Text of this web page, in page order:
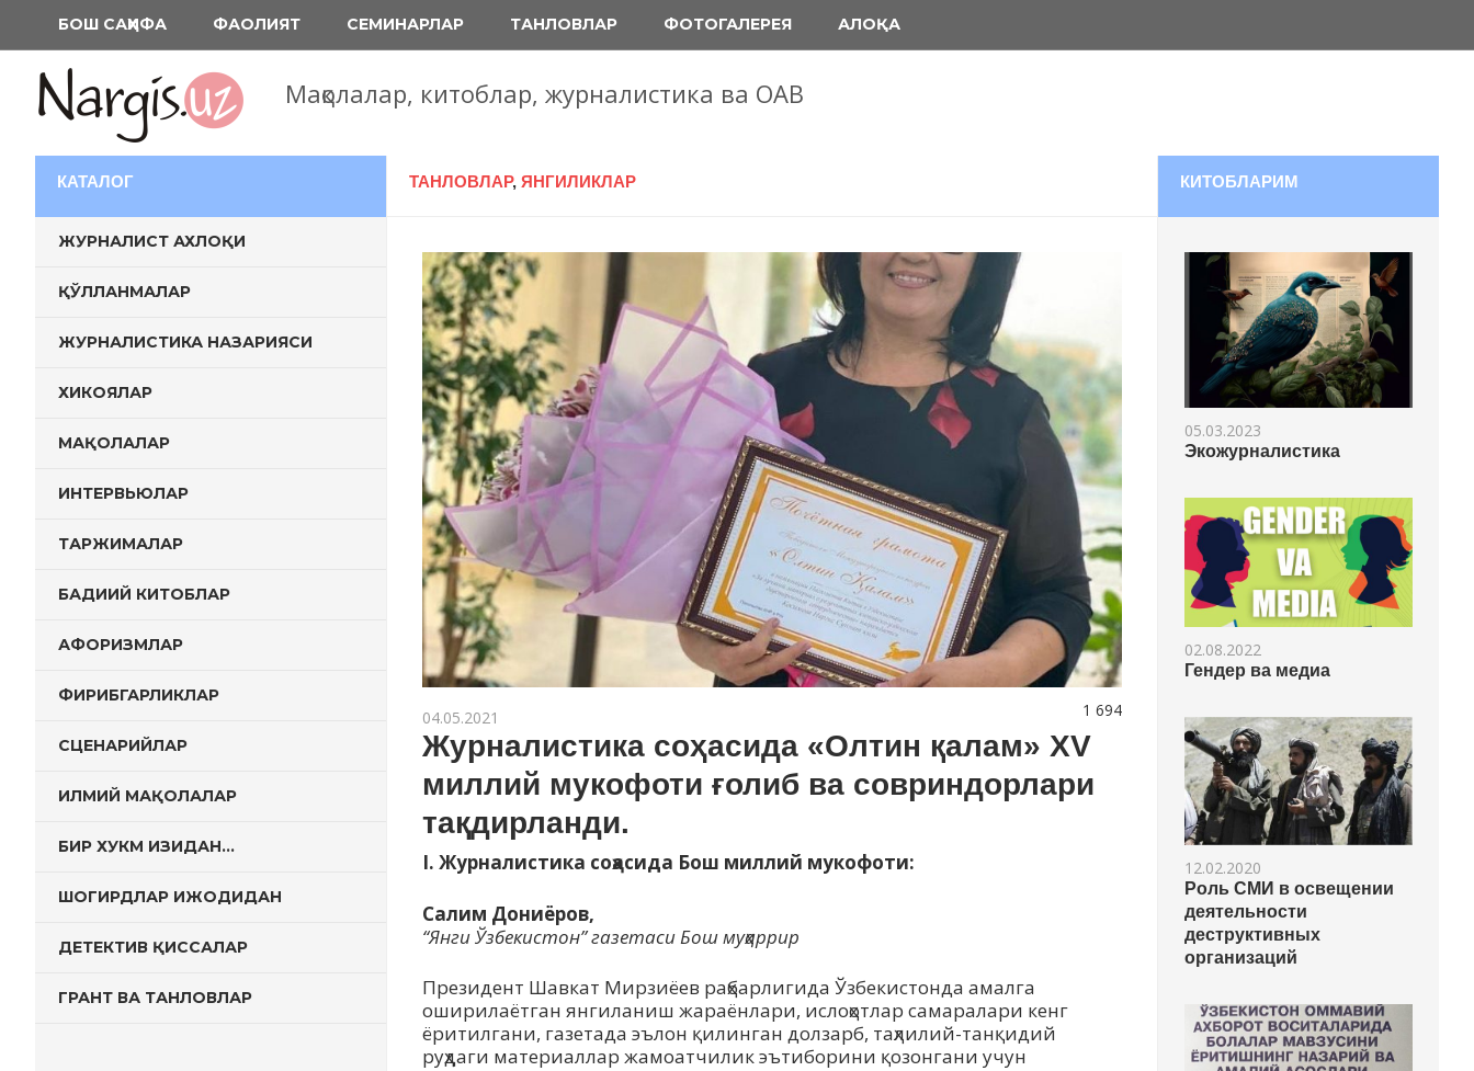
содержимому
БОШ САҲИФА ФАОЛИЯТ СЕМИНАРЛАР ТАНЛОВЛАР ФОТОГАЛЕРЕЯ АЛОҚА
Мақолалар, китоблар, журналистика ва ОАВ
ТАНЛОВЛАР, ЯНГИЛИКЛАР
1 694
04.05.2021
Журналистика соҳасида «Олтин қалам» XV
миллий мукофоти ғолиб ва совриндорлари
тақдирланди.
I. Журналистика соҳасида Бош миллий мукофоти:
Салим Дониёров,
“Янги Ўзбекистон” газетаси Бош муҳаррир
Президент Шавкат Мирзиёев раҳбарлигида Ўзбекистонда амалга
оширилаётган янгиланиш жараёнлари, ислоҳотлар самаралари кенг
ёритилгани, газетада эълон қилинган долзарб, таҳлилий-танқидий
руҳдаги материаллар жамоатчилик эътиборини қозонгани учун
КАТАЛОГ
ЖУРНАЛИСТ АХЛОҚИ
ҚЎЛЛАНМАЛАР
ЖУРНАЛИСТИКА НАЗАРИЯСИ
ХИКОЯЛАР
МАҚОЛАЛАР
ИНТЕРВЬЮЛАР
ТАРЖИМАЛАР
БАДИИЙ КИТОБЛАР
АФОРИЗМЛАР
ФИРИБГАРЛИКЛАР
СЦЕНАРИЙЛАР
ИЛМИЙ МАҚОЛАЛАР
БИР ХУКМ ИЗИДАН…
ШОГИРДЛАР ИЖОДИДАН
ДЕТЕКТИВ ҚИССАЛАР
ГРАНТ ВА ТАНЛОВЛАР
КИТОБЛАРИМ
05.03.2023
Экожурналистика
02.08.2022
Гендер ва медиа
12.02.2020
Роль СМИ в освещении
деятельности
деструктивных
организаций